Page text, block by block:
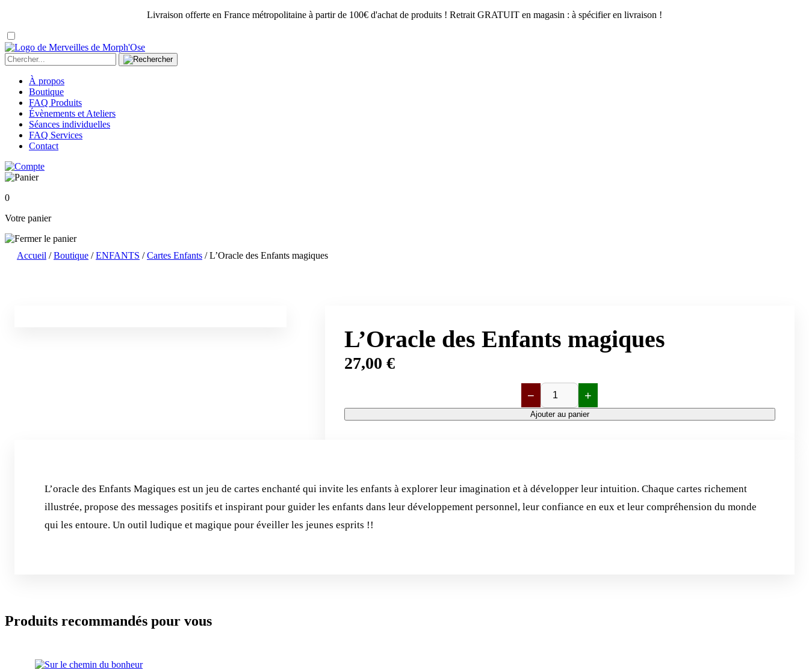
Livraison offerte en France métropolitaine à partir de 100€ d'achat de produits ! Retrait GRATUIT en magasin : à spécifier en livraison !
À propos
Boutique
FAQ Produits
Évènements et Ateliers
Séances individuelles
FAQ Services
Contact
0
Votre panier
Accueil /Boutique /ENFANTS /Cartes Enfants / L’Oracle des Enfants magiques
L’Oracle des Enfants magiques
27,00 €
quantité
de
L'Oracle
− +
Ajouter au panier
L’oracle des Enfants Magiques est un jeu de cartes enchanté qui invite les enfants à explorer leur imagination et à développer leur intuition. Chaque cartes richement
illustrée, propose des messages positifs et inspirant pour guider les enfants dans leur développement personnel, leur confiance en eux et leur compréhension du monde
qui les entoure. Un outil ludique et magique pour éveiller les jeunes esprits !!
Produits recommandés pour vous